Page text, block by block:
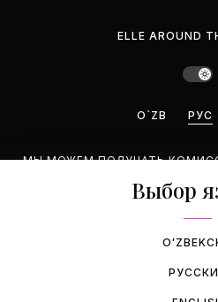
ELLE AROUND
O`ZB РУС
МЫ МОЖЕМ ПОЛУЧАТЬ
ПРОДУКТЫ, КОТОРЫЕ
Выбор